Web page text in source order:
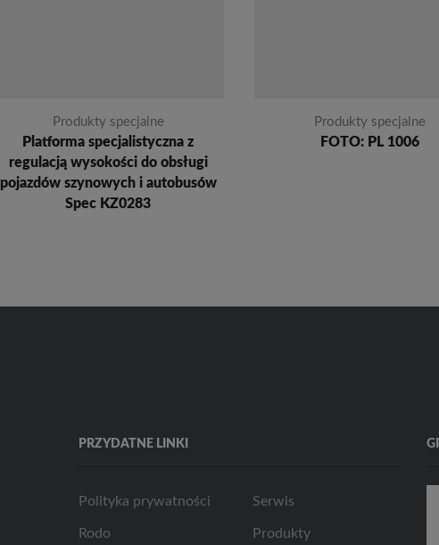
Produkty specjalne
Platforma specjalistyczna z
regulacją wysokości do obsługi
pojazdów szynowych i autobusów
Spec KZ0283
Produkty specjalne
FOTO: PL 1006
PRZYDATNE LINKI
Polityka prywatności
Rodo
Serwis
Produkty